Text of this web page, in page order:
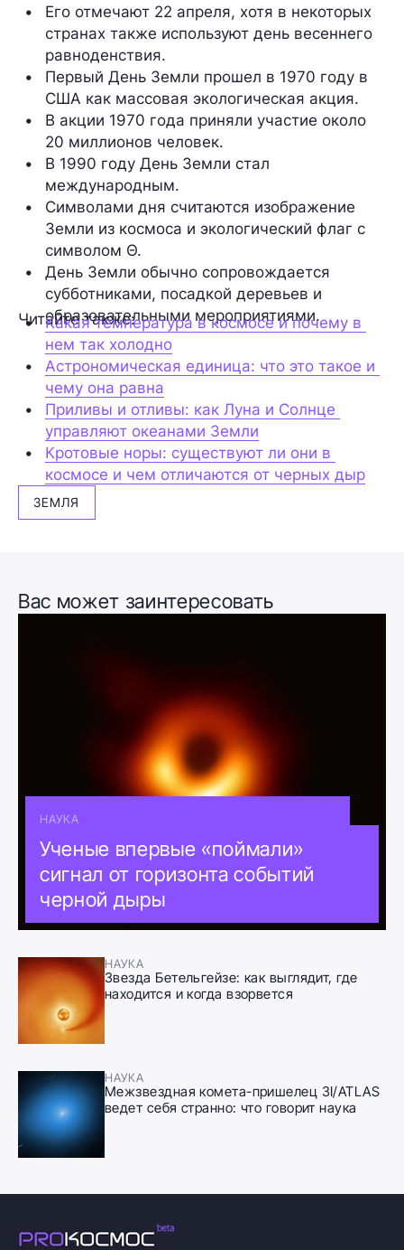
Его отмечают 22 апреля, хотя в некоторых
странах также используют день весеннего
равноденствия.
Первый День Земли прошел в 1970 году в
США как массовая экологическая акция.
В акции 1970 года приняли участие около
20 миллионов человек.
В 1990 году День Земли стал
международным.
Символами дня считаются изображение
Земли из космоса и экологический флаг с
символом Θ.
День Земли обычно сопровождается
субботниками, посадкой деревьев и
образовательными мероприятиями.
Читайте также:
Какая температура в космосе и почему в
нем так холодно
Астрономическая единица: что это такое и
чему она равна
Приливы и отливы: как Луна и Солнце
управляют океанами Земли
Кротовые норы: существуют ли они в
космосе и чем отличаются от черных дыр
ЗЕМЛЯ
Вас может заинтересовать
НАУКА
Ученые впервые «поймали»
сигнал от горизонта событий
черной дыры
НАУКА
Звезда Бетельгейзе: как выглядит, где
находится и когда взорвется
НАУКА
Межзвездная комета-пришелец 3I/ATLAS
ведет себя странно: что говорит наука